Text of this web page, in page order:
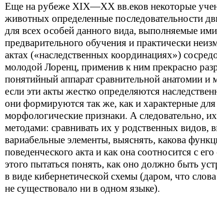
Еще на рубеже XIX—XX вв.еков некоторые
животных определенные последовательности
для всех особей данного вида, выполняемые ими
предварительного обучения и практически
актах («наследственных координациях»)
молодой Лоренц, применив к ним прекрасно
понятийный аппарат сравнительной анатомии
если эти акты жестко определяются
они формируются так же, как и характерные
морфологические признаки. А следовательно,
методами: сравнивать их у родственных видов,
вариабельные элементы, выяснять, какова
поведенческого акта и как она соотносится с
этого пытаться понять, как оно должно быть
в виде кибернетической схемы (даром, что
не существовало ни в одном языке).